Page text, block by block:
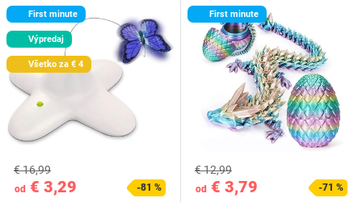
First minute
Výpredaj
Všetko za € 4
od € 3,29
€ 16,99
-81 %
First minute
od € 3,79
€ 12,99
-71 %